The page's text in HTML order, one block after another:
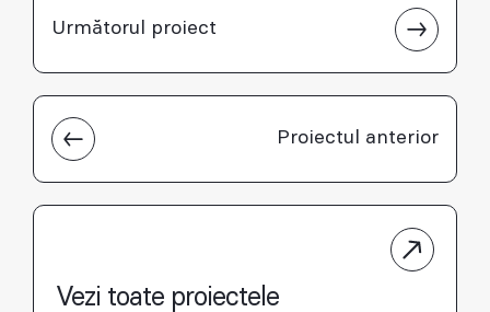
Proiectul anterior
Următorul proiect
Vezi toate proiectele